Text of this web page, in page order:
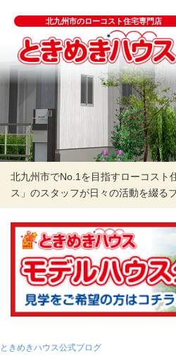
北九州市のローコスト住宅専門店
北九州市でNo.1を目指すローコスト
ス」のスタッフが日々の活動を綴る
ときめきハウス公式ブログ